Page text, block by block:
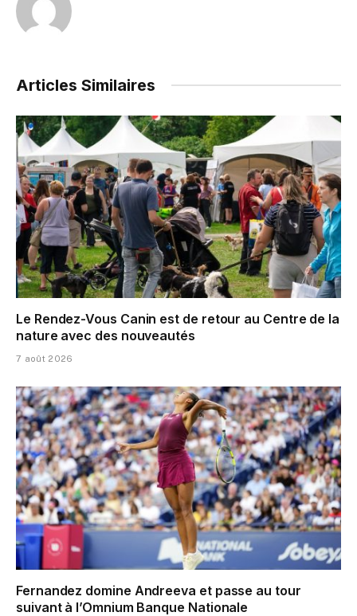
Articles Similaires
Le Rendez-Vous Canin est de retour au Centre de la
nature avec des nouveautés
7 août 2026
Fernandez domine Andreeva et passe au tour
suivant à l’Omnium Banque Nationale